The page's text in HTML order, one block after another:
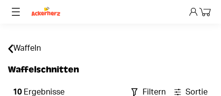
Dein
Waffeln
Waffelschnitten
10 Ergebnisse Filtern Sortieren